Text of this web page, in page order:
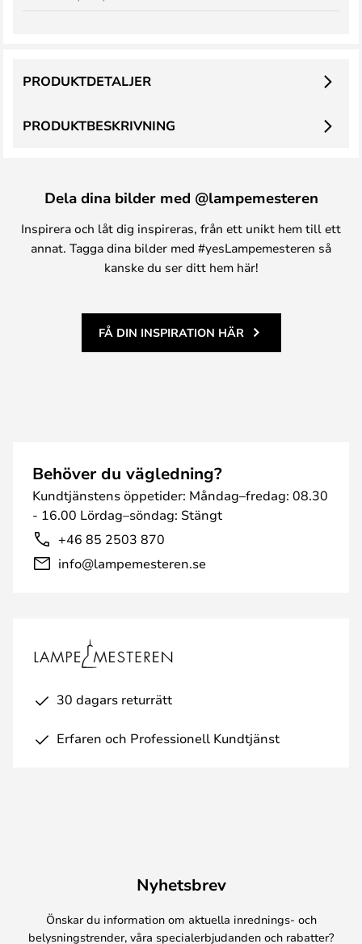
PRODUKTBESKRIVNING
PRODUKTDETALJER
Dela dina bilder med @lampemesteren
Inspirera och låt dig inspireras, från ett unikt hem till ett
annat. Tagga dina bilder med #yesLampemesteren så
kanske du ser ditt hem här!
FÅ DIN INSPIRATION HÄR
Behöver du vägledning?
Kundtjänstens öppetider: Måndag–fredag: 08.30
- 16.00 Lördag–söndag: Stängt
+46 85 2503 870
info@lampemesteren.se
30 dagars returrätt
Erfaren och Professionell Kundtjänst
Nyhetsbrev
Önskar du information om aktuella inrednings- och
belysningstrender, våra specialerbjudanden och rabatter?